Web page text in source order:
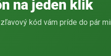
na jeden klik
kód vám príde do pár